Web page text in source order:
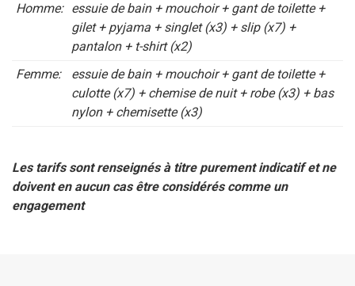
Homme: essuie de bain + mouchoir + gant de toilette +
gilet + pyjama + singlet (x3) + slip (x7) +
pantalon + t-shirt (x2)
Femme:
essuie de bain + mouchoir + gant de toilette +
culotte (x7) + chemise de nuit + robe (x3) + bas
nylon + chemisette (x3)
Les tarifs sont renseignés à titre purement indicatif et ne
doivent en aucun cas être considérés comme un
engagement